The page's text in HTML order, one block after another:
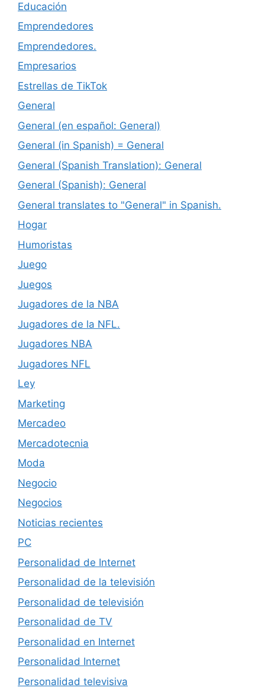
Educación
Emprendedores
Emprendedores.
Empresarios
Estrellas de TikTok
General
General (en español: General)
General (in Spanish) = General
General (Spanish Translation): General
General (Spanish): General
General translates to "General" in Spanish.
Hogar
Humoristas
Juego
Juegos
Jugadores de la NBA
Jugadores de la NFL.
Jugadores NBA
Jugadores NFL
Ley
Marketing
Mercadeo
Mercadotecnia
Moda
Negocio
Negocios
Noticias recientes
PC
Personalidad de Internet
Personalidad de la televisión
Personalidad de televisión
Personalidad de TV
Personalidad en Internet
Personalidad Internet
Personalidad televisiva